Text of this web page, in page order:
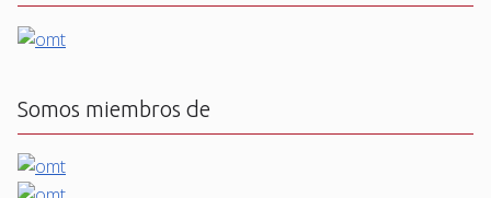
Somos miembros de